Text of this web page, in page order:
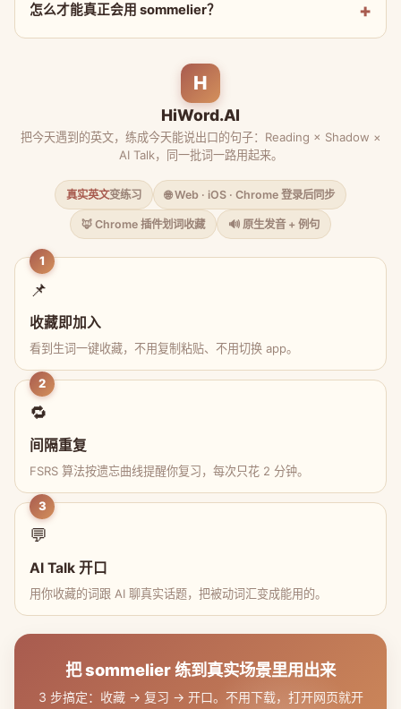
怎么才能真正会用 sommelier？
H
HiWord.AI
把今天遇到的英文，练成今天能说出口的句子：Reading × Shadow ×
AI Talk，同一批词一路用起来。
真实英文变练习 🌐 Web · iOS · Chrome 登录后同步
🦊 Chrome 插件划词收藏 🔊 原生发音 + 例句
1
📌
收藏即加入
看到生词一键收藏，不用复制粘贴、不用切换 app。
2
🔁
间隔重复
FSRS 算法按遗忘曲线提醒你复习，每次只花 2 分钟。
3
💬
AI Talk 开口
用你收藏的词跟 AI 聊真实话题，把被动词汇变成能用的。
把 sommelier 练到真实场景里用出来
3 步搞定：收藏 → 复习 → 开口。不用下载，打开网页就开